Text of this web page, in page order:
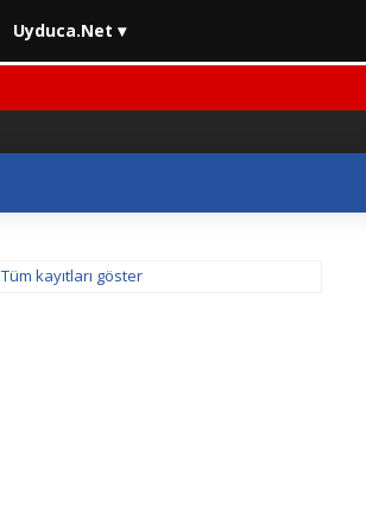
Tüm kayıtları göster
Uyduca.Net ▾